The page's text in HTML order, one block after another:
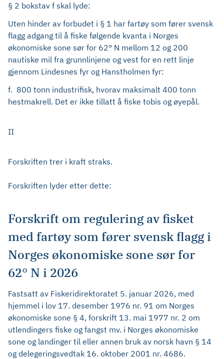
§ 2 bokstav f skal lyde:
Uten hinder av forbudet i § 1 har fartøy som fører svensk
flagg adgang til å fiske følgende kvanta i Norges
økonomiske sone sør for 62° N mellom 12 og 200
nautiske mil fra grunnlinjene og vest for en rett linje
gjennom Lindesnes fyr og Hanstholmen fyr:
f. 800 tonn industrifisk, hvorav maksimalt 400 tonn
hestmakrell. Det er ikke tillatt å fiske tobis og øyepål.
II
Forskriften trer i kraft straks.
Forskriften lyder etter dette:
Forskrift om regulering av fisket
med fartøy som fører svensk flagg i
Norges økonomiske sone sør for
62° N i 2026
Fastsatt av Fiskeridirektoratet 5. januar 2026, med
hjemmel i lov 17. desember 1976 nr. 91 om Norges
økonomiske sone § 4, forskrift 13. mai 1977 nr. 2 om
utlendingers fiske og fangst mv. i Norges økonomiske
sone og landinger til eller annen bruk av norsk havn § 14
og delegeringsvedtak 16. oktober 2001 nr. 4686.